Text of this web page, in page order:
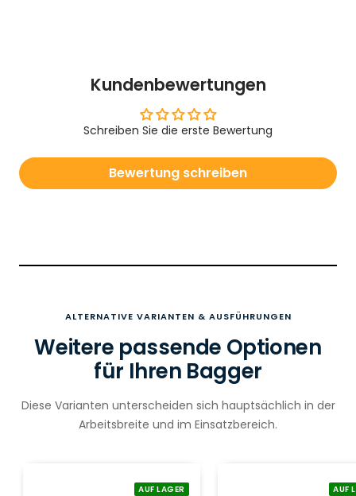
Kundenbewertungen
Schreiben Sie die erste Bewertung
Bewertung schreiben
ALTERNATIVE VARIANTEN & AUSFÜHRUNGEN
Weitere passende Optionen
für Ihren Bagger
Diese Varianten unterscheiden sich hauptsächlich in der
Arbeitsbreite und im Einsatzbereich.
AUF LAGER AUF